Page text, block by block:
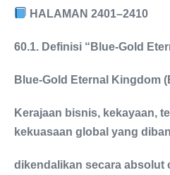
HALAMAN 2401–2410
60.1. Definisi “Blue-Gold
Blue-Gold Eternal Kingdom
Kerajaan bisnis, kekayaan,
kekuasaan global yang
dikendalikan secara absolut